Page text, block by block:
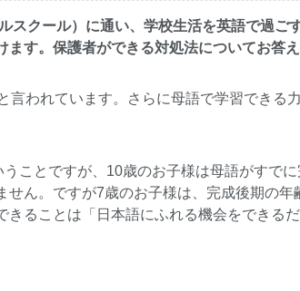
スクール）に通い、学校生活を英語で過ご
す。保護者ができる対処法についてお答え
言われています。さらに母語で学習できる
ことですが、10歳のお子様は母語がすで
ん。ですが7歳のお子様は、完成後期の年
ることは「日本語にふれる機会をできる